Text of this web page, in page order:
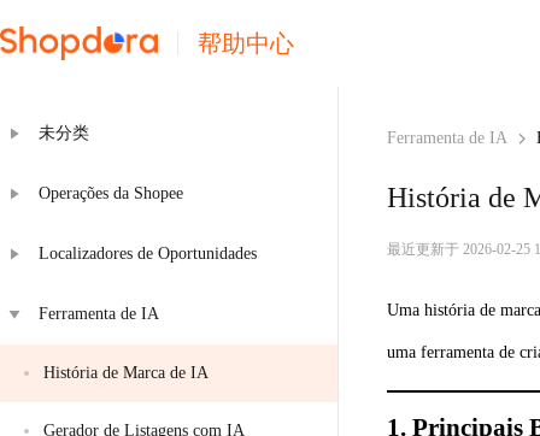
帮助中心
未分类
Operações da Shopee
Localizadores de Oportunidades
Ferramenta de IA
História de Marca de IA
Gerador de Listagens com IA
Ferramenta de IA
História de
最近更新于 2026-02-25
Uma história de
uma ferramenta de
1. Principais